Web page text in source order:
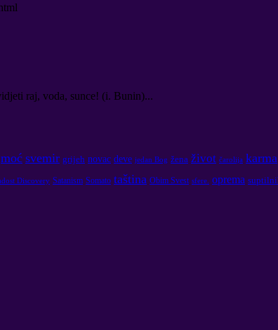
raj, voda, sunce! (i. Bunin)...
moć svemir grijeh novac deve jedan Bog žena život čarolija karma
Discovery Satanism Somato taština Obim Svest sfere. oprema